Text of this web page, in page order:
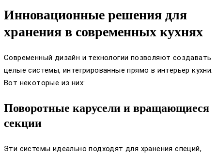
Инновационные решения для
хранения в современных кухнях
Современный дизайн и технологии позволяют создавать
целые системы, интегрированные прямо в интерьер кухни.
Вот некоторые из них:
Поворотные карусели и вращающиеся
секции
Эти системы идеально подходят для хранения специй,